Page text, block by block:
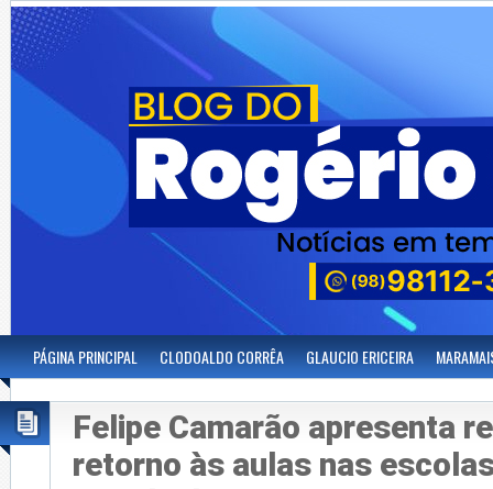
PÁGINA PRINCIPAL CLODOALDO CORRÊA GLAUCIO ERICEIRA
Felipe Camarão apresenta
retorno às aulas nas